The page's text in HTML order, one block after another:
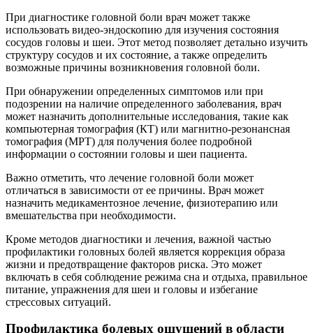
При диагностике головной боли врач может также
использовать видео-эндоскопию для изучения состояния
сосудов головы и шеи. Этот метод позволяет детально изучить
структуру сосудов и их состояние, а также определить
возможные причины возникновения головной боли.
При обнаружении определенных симптомов или при
подозрении на наличие определенного заболевания, врач
может назначить дополнительные исследования, такие как
компьютерная томография (КТ) или магнитно-резонансная
томография (МРТ) для получения более подробной
информации о состоянии головы и шеи пациента.
Важно отметить, что лечение головной боли может
отличаться в зависимости от ее причины. Врач может
назначить медикаментозное лечение, физиотерапию или
вмешательства при необходимости.
Кроме методов диагностики и лечения, важной частью
профилактики головных болей является коррекция образа
жизни и предотвращение факторов риска. Это может
включать в себя соблюдение режима сна и отдыха, правильное
питание, упражнения для шеи и головы и избегание
стрессовых ситуаций.
Профилактика болевых ощущений в области